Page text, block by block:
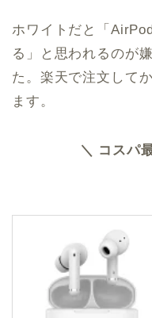
ホワイトだと「
る」と思われるのが
た。楽天で注文して
ます。
＼ コスパ